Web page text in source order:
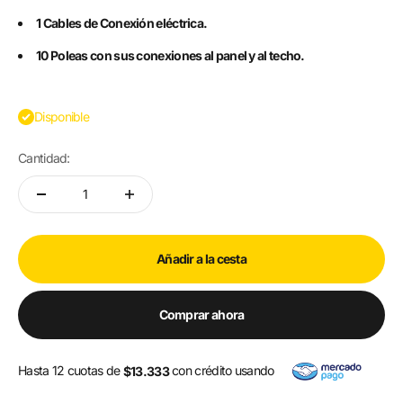
1 Cables de Conexión eléctrica.
10 Poleas con sus conexiones al panel y al techo.
Disponible
Cantidad:
Añadir a la cesta
Comprar ahora
Hasta 12 cuotas de$13.333con crédito usando